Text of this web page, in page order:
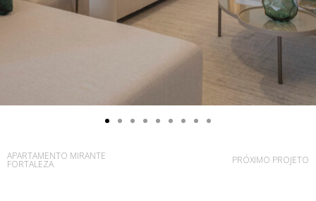
APARTAMENTO MIRANTE
FORTALEZA PRÓXIMO PROJETO